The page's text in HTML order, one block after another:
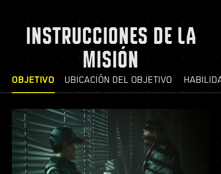
INSTRUCCIONES DE LA
MISIÓN
OBJETIVO UBICACIÓN DEL OBJETIVO